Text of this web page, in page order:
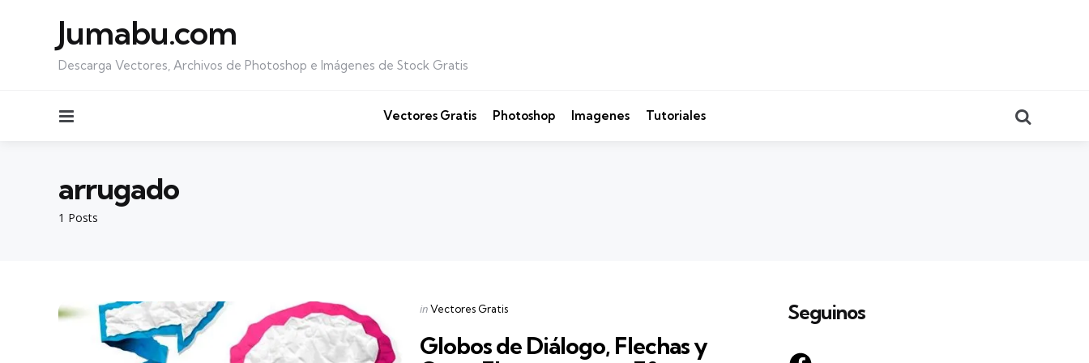
Jumabu.com
Descarga Vectores, Archivos de Photoshop e Imágenes de Stock Gratis
Vectores Gratis Photoshop Imagenes Tutoriales
1 Posts
arrugado
Categories
Posted
in Vectores Gratis
Globos de Diálogo, Flechas y
Seguinos
Facebook